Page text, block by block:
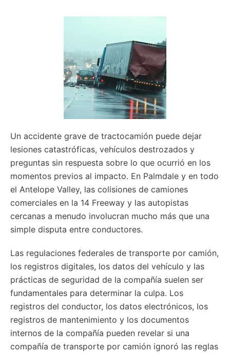
Un accidente grave de tractocamión puede dejar
lesiones catastróficas, vehículos destrozados y
preguntas sin respuesta sobre lo que ocurrió en los
momentos previos al impacto. En Palmdale y en todo
el Antelope Valley, las colisiones de camiones
comerciales en la 14 Freeway y las autopistas
cercanas a menudo involucran mucho más que una
simple disputa entre conductores.
Las regulaciones federales de transporte por camión,
los registros digitales, los datos del vehículo y las
prácticas de seguridad de la compañía suelen ser
fundamentales para determinar la culpa. Los
registros del conductor, los datos electrónicos, los
registros de mantenimiento y los documentos
internos de la compañía pueden revelar si una
compañía de transporte por camión ignoró las reglas